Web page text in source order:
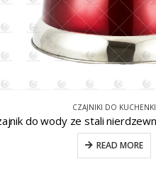
CZAJNIKI DO KUCHENKI
READ MORE